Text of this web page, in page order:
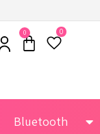
0
0
Bluetooth